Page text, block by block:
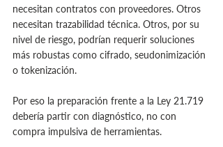
necesitan contratos con proveedores. Otros
necesitan trazabilidad técnica. Otros, por su
nivel de riesgo, podrían requerir soluciones
más robustas como cifrado, seudonimización
o tokenización.
Por eso la preparación frente a la Ley 21.719
debería partir con diagnóstico, no con
compra impulsiva de herramientas.